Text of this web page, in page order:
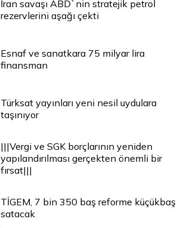
İran savaşı ABD`nin stratejik petrol
rezervlerini aşağı çekti
Esnaf ve sanatkara 75 milyar lira
finansman
Türksat yayınları yeni nesil uydulara
taşınıyor
|||Vergi ve SGK borçlarının yeniden
yapılandırılması gerçekten önemli bir
fırsat|||
TİGEM, 7 bin 350 baş reforme küçükbaş
satacak